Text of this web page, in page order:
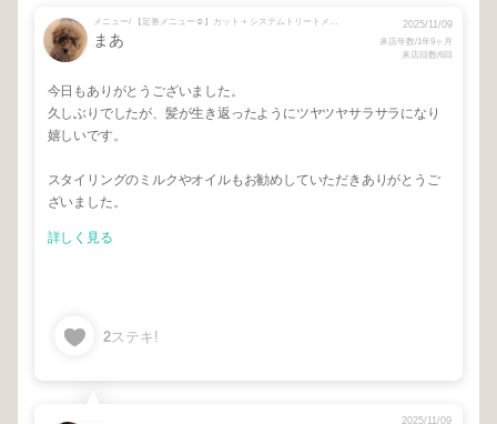
メニュー/ 【定番メニュー☺︎】カット + システムトリートメント
まあ
2025/11/09
来店年数/1年9ヶ月
来店回数/6回
今日もありがとうございました。
久しぶりでしたが、髪が生き返ったようにツヤツヤサラサラになり
嬉しいです。
スタイリングのミルクやオイルもお勧めしていただきありがとうご
ざいました。
詳しく見る
2ステキ!
2025/11/09